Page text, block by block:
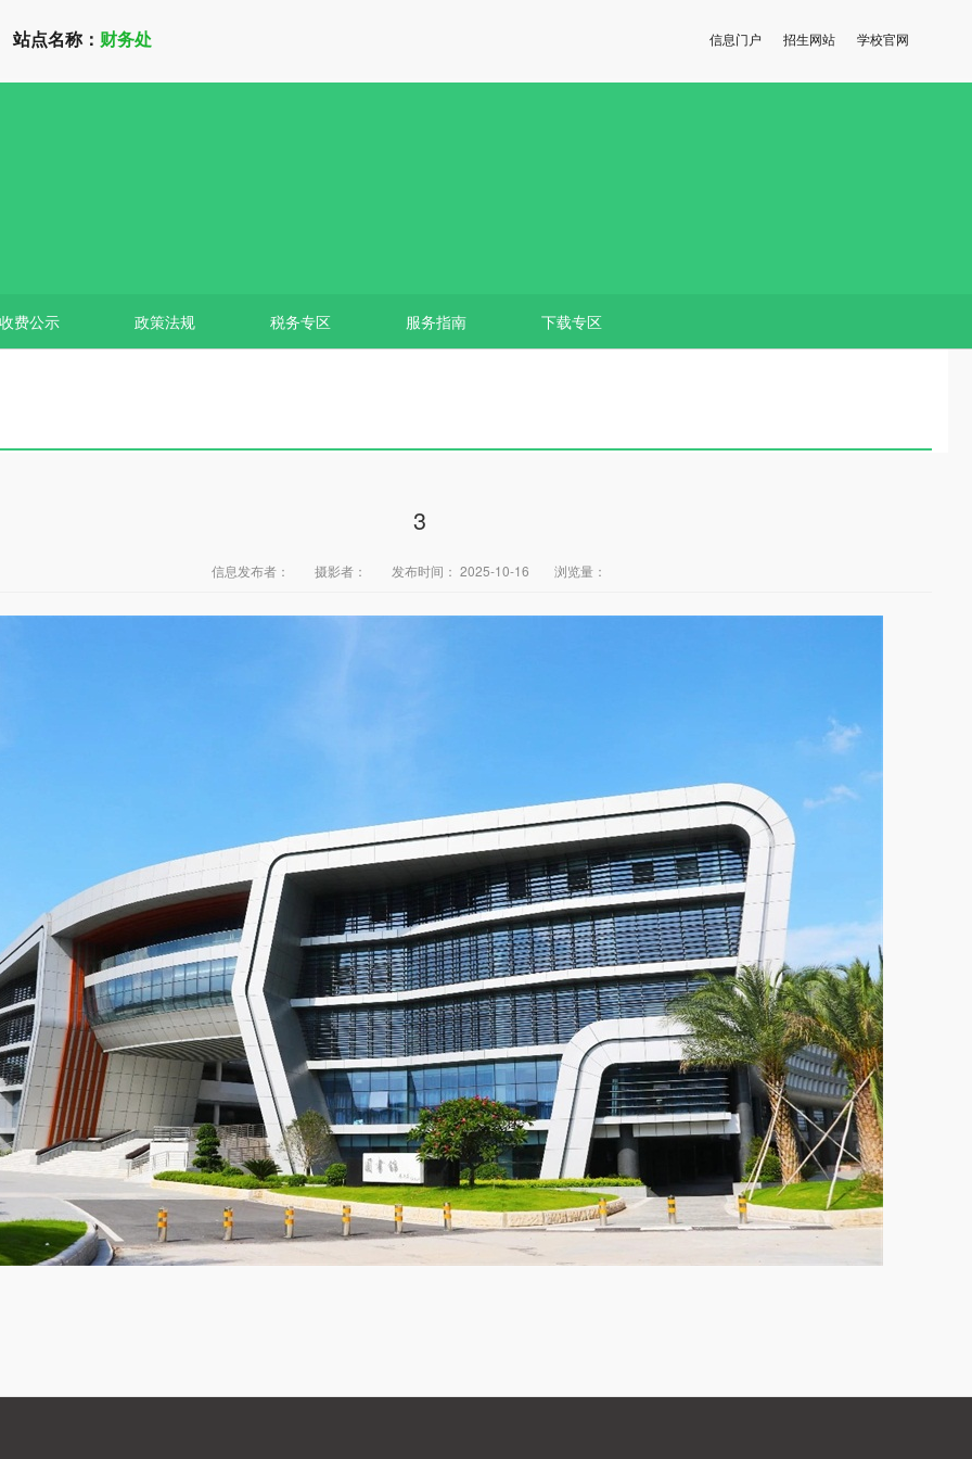
站点名称： 财务处 信息门户 招生网站 学校官网
费公示 政策法规 税务专区 服务指南 下载专区
3
信息发布者： 摄影者： 发布时间： 2025-10-16 浏览量：